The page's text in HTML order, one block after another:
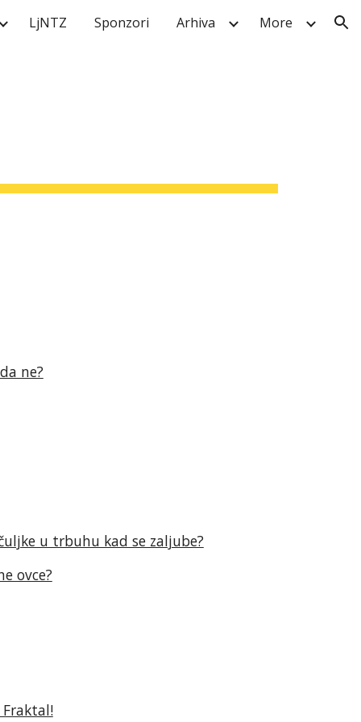
LjNTZ Sponzori Arhiva More
ne?
u trbuhu kad se zaljube?
ovce?